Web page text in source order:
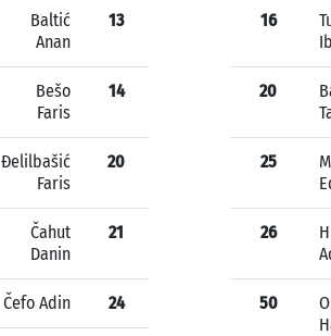
Baltić
Anan
13
Bešo
Faris
14
Đelilbašić
Faris
20
Čahut
Danin
21
Čefo Adin 24
16
20
25
26
50